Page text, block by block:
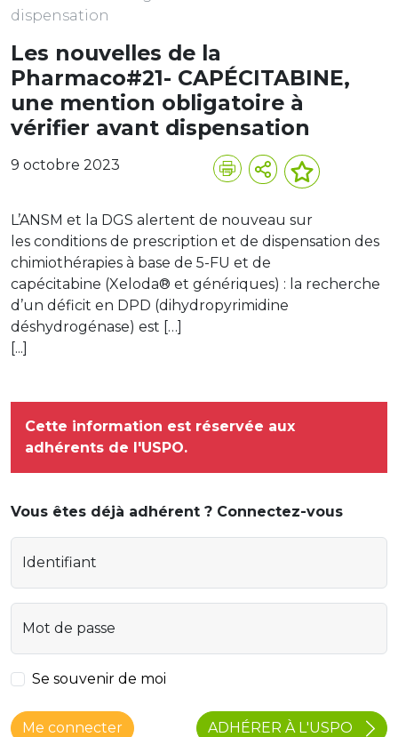
dispensation
Les nouvelles de la
Pharmaco#21- CAPÉCITABINE,
une mention obligatoire à
vérifier avant dispensation
9 octobre 2023
L’ANSM et la DGS alertent de nouveau sur
les conditions de prescription et de dispensation des
chimiothérapies à base de 5-FU et de
capécitabine (Xeloda® et génériques) : la recherche
d’un déficit en DPD (dihydropyrimidine
déshydrogénase) est […]
[...]
Cette information est réservée aux
adhérents de l'USPO.
Vous êtes déjà adhérent ? Connectez-vous
Identifiant
Mot de passe
Se souvenir de moi
Me connecter ADHÉRER À L'USPO